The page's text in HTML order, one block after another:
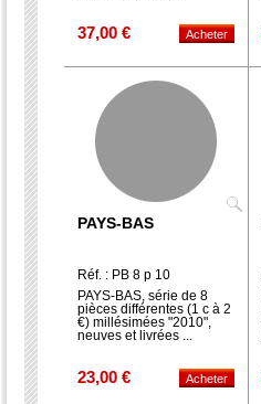
37,00 €
PAYS-BAS
Réf. : PB 8 p 10
PAYS-BAS, série de 8
pièces différentes (1 c à 2
€) millésimées "2010",
neuves et livrées ...
23,00 €